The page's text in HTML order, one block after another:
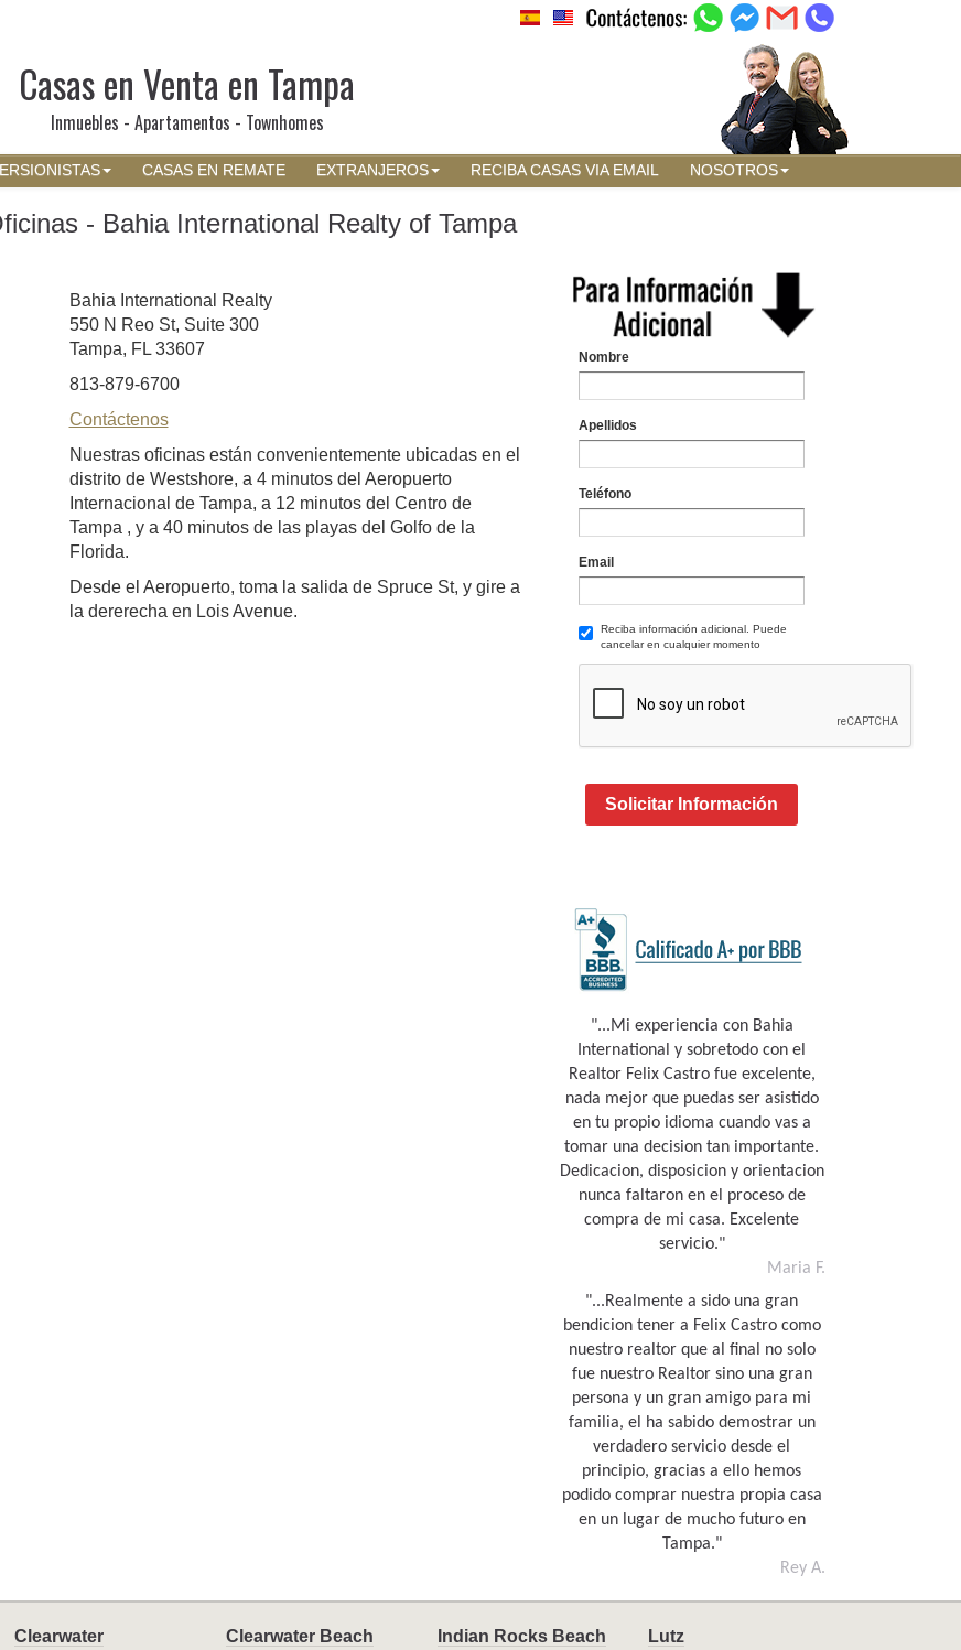
Casas en Venta en Tampa
Inmuebles - Apartamentos - Townhomes
CASAS EN REMATE EXTRANJEROS RECIBA CASAS VIA EMAIL NOSOTROS
- Bahia International Realty of Tampa
Bahia International Realty
550 N Reo St, Suite 300
Tampa, FL 33607
813-879-6700
Contáctenos
Nuestras oficinas están convenientemente ubicadas en el
distrito de Westshore, a 4 minutos del Aeropuerto
Internacional de Tampa, a 12 minutos del Centro de
Tampa , y a 40 minutos de las playas del Golfo de la
Florida.
Desde el Aeropuerto, toma la salida de Spruce St, y gire a
la dererecha en Lois Avenue.
Nombre
Apellidos
Teléfono
Email
Reciba información adicional. Puede
cancelar en cualquier momento
Solicitar Información
"...Mi experiencia con Bahia
International y sobretodo con el
Realtor Felix Castro fue excelente,
nada mejor que puedas ser asistido
en tu propio idioma cuando vas a
tomar una decision tan importante.
Dedicacion, disposicion y orientacion
nunca faltaron en el proceso de
compra de mi casa. Excelente
servicio."
Maria F.
"...Realmente a sido una gran
bendicion tener a Felix Castro como
nuestro realtor que al final no solo
fue nuestro Realtor sino una gran
persona y un gran amigo para mi
familia, el ha sabido demostrar un
verdadero servicio desde el
principio, gracias a ello hemos
podido comprar nuestra propia casa
en un lugar de mucho futuro en
Tampa."
Rey A.
Clearwater
Clearwater Beach
Indian Rocks Beach
Lutz